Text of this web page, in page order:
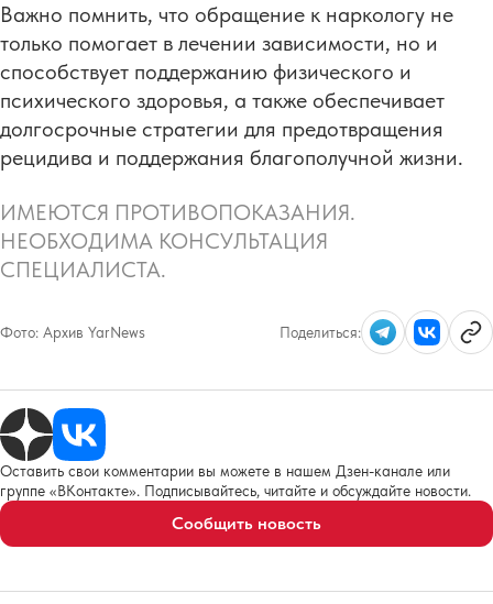
Важно помнить, что обращение к наркологу не
только помогает в лечении зависимости, но и
способствует поддержанию физического и
психического здоровья, а также обеспечивает
долгосрочные стратегии для предотвращения
рецидива и поддержания благополучной жизни.
ИМЕЮТСЯ ПРОТИВОПОКАЗАНИЯ.
НЕОБХОДИМА КОНСУЛЬТАЦИЯ
СПЕЦИАЛИСТА.
Фото: Архив YarNews Поделиться:
Оставить свои комментарии вы можете в нашем Дзен-канале или
группе «ВКонтакте». Подписывайтесь, читайте и обсуждайте новости.
Сообщить новость